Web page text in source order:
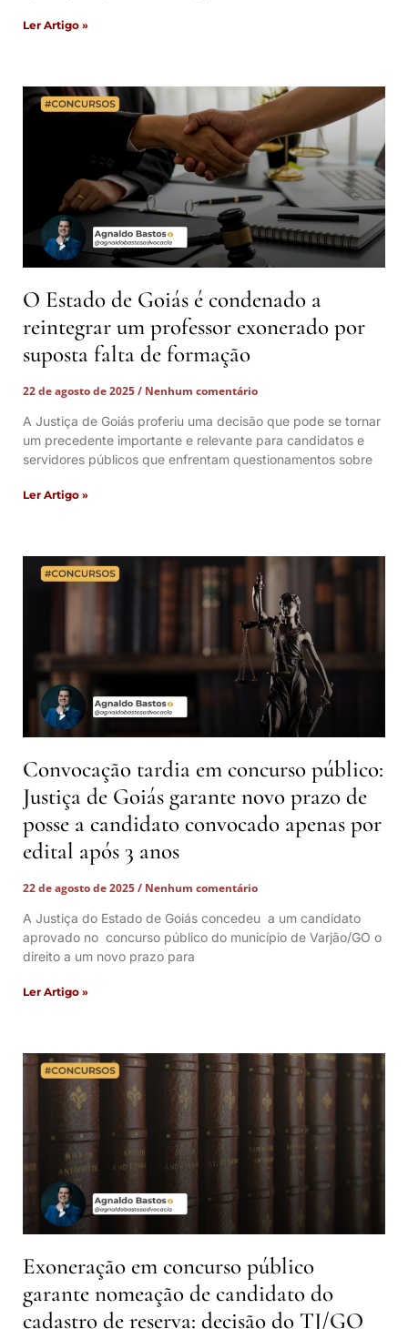
Ler Artigo »
O Estado de Goiás é condenado a
reintegrar um professor exonerado por
suposta falta de formação
22 de agosto de 2025
Nenhum comentário
A Justiça de Goiás proferiu uma decisão que pode se tornar
um precedente importante e relevante para candidatos e
servidores públicos que enfrentam questionamentos sobre
Ler Artigo »
Convocação tardia em concurso público:
Justiça de Goiás garante novo prazo de
posse a candidato convocado apenas por
edital após 3 anos
22 de agosto de 2025
Nenhum comentário
A Justiça do Estado de Goiás concedeu a um candidato
aprovado no concurso público do município de Varjão/GO o
direito a um novo prazo para
Ler Artigo »
Exoneração em concurso público
garante nomeação de candidato do
cadastro de reserva: decisão do TJ/GO